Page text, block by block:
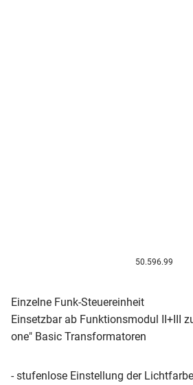
50.596.99
Einzelne Funk-Steuereinheit
Einsetzbar ab Funktionsmodul II+III
one" Basic Transformatoren
- stufenlose Einstellung der Lichtfarbe